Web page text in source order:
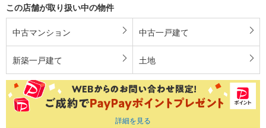
この店舗が取り扱い中の物件
中古マンション 中古一戸建て
新築一戸建て 土地
詳細を見る